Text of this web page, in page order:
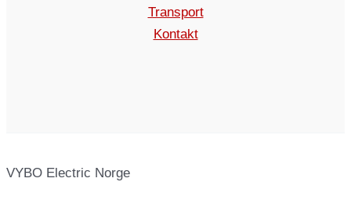
Transport
Kontakt
VYBO Electric Norge